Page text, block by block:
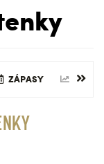
ČLÁNKY
ZÁPASY